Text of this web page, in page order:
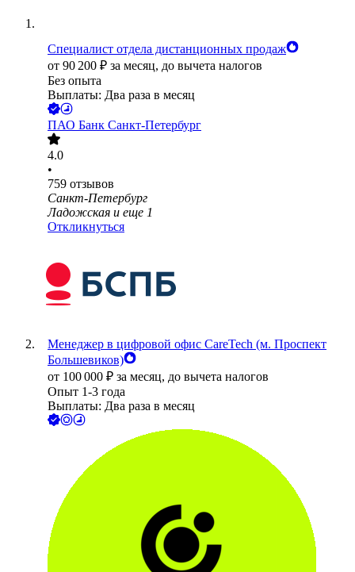
Специалист отдела дистанционных продаж
от 90 200 ₽ за месяц, до вычета налогов
Без опыта
Выплаты: Два раза в месяц
ПАО Банк Санкт-Петербург
4.0
•
759 отзывов
Санкт-Петербург
Ладожская и еще 1
Откликнуться
Менеджер в цифровой офис CareTech (м. Проспект
Большевиков)
от 100 000 ₽ за месяц, до вычета налогов
Опыт 1-3 года
Выплаты: Два раза в месяц